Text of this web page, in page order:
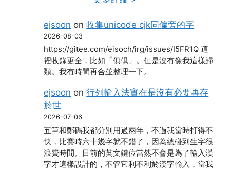
ejsoon on收集unicode cjk同偏旁的字
2026-08-03
https://gitee.com/eisoch/irg/issues/I5FR1Q 這
裡收錄更全，比如「俱倶」。但是沒有像我這樣歸
類。我有時間再合並整理一下。
ejsoon on行列輸入法實在是沒有必要再存
於世
2026-07-06
五筆和鄭碼我都分別用過兩年，不過我當時打得不
快，比賽時六十幾字就不錯了，因為總碰到生字很
浪費時間。目前的英文鍵位當然不會是為了輸入漢
字才這樣設計的，不管它利不利於漢字輸入，當我